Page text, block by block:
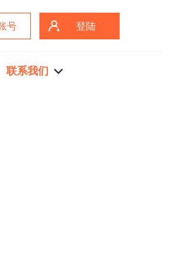
号 登陆
联系我们